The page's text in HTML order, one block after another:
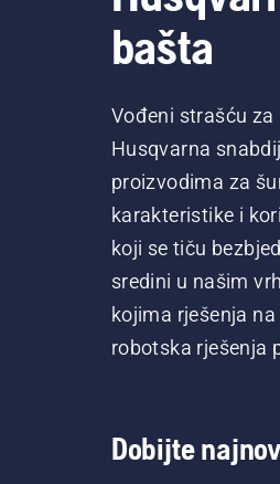
bašta
Vođeni strašću
Husqvarna
proizvodima za
karakteristike i
koji se tiču
sredini u našim
kojima rješenja
robotska rješenja
Dobijte